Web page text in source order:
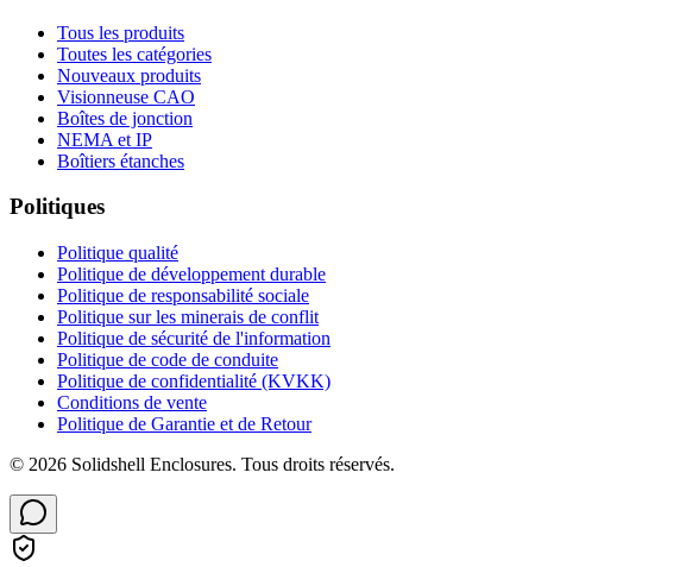
Tous les produits
Toutes les catégories
Nouveaux produits
Visionneuse CAO
Boîtes de jonction
NEMA et IP
Boîtiers étanches
Politiques
Politique qualité
Politique de développement durable
Politique de responsabilité sociale
Politique sur les minerais de conflit
Politique de sécurité de l'information
Politique de code de conduite
Politique de confidentialité (KVKK)
Conditions de vente
Politique de Garantie et de Retour
© 2026 Solidshell Enclosures. Tous droits réservés.